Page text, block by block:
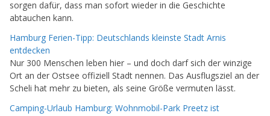
sorgen dafür, dass man sofort wieder in die Geschichte
abtauchen kann.
Hamburg Ferien-Tipp: Deutschlands kleinste Stadt Arnis
entdecken
Nur 300 Menschen leben hier – und doch darf sich der winzige
Ort an der Ostsee offiziell Stadt nennen. Das Ausflugsziel an der
Scheli hat mehr zu bieten, als seine Größe vermuten lässt.
Camping-Urlaub Hamburg: Wohnmobil-Park Preetz ist